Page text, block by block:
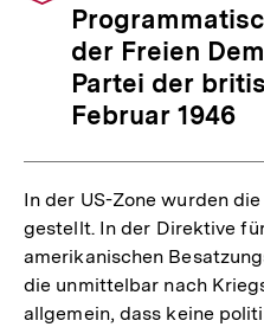
der Freien
Partei der
Februar 1946
In der US-Zone wurden
gestellt. In der Direktive
amerikanischen
die unmittelbar nach
allgemein, dass keine